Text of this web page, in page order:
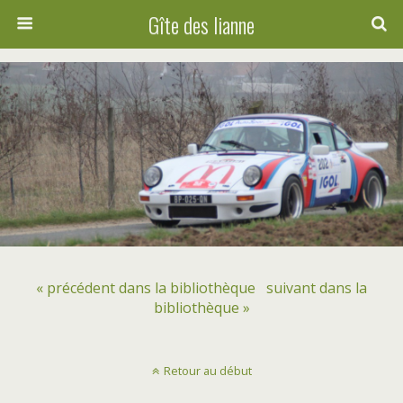
Gîte des lianne
« précédent dans la bibliothèque suivant dans la
bibliothèque »
Retour au début